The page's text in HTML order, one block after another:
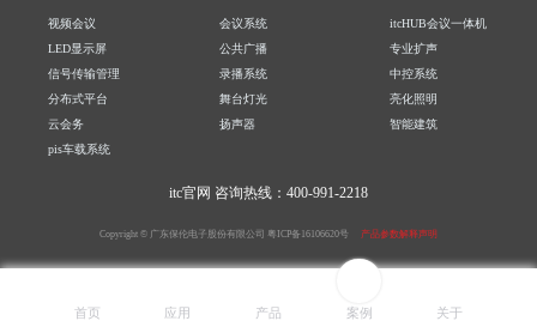
视频会议 会议系统
itcHUB会议一体机
LED显示屏
公共广播
专业扩声
信号传输管理
录播系统
中控系统
分布式平台
舞台灯光
亮化照明
云会务
扬声器
智能建筑
pis车载系统
itc官网 咨询热线：400-991-2218
Copyright © 广东保伦电子股份有限公司 粤ICP备16106620号 产品参数解释声明
首页 应用 产品 案例 关于